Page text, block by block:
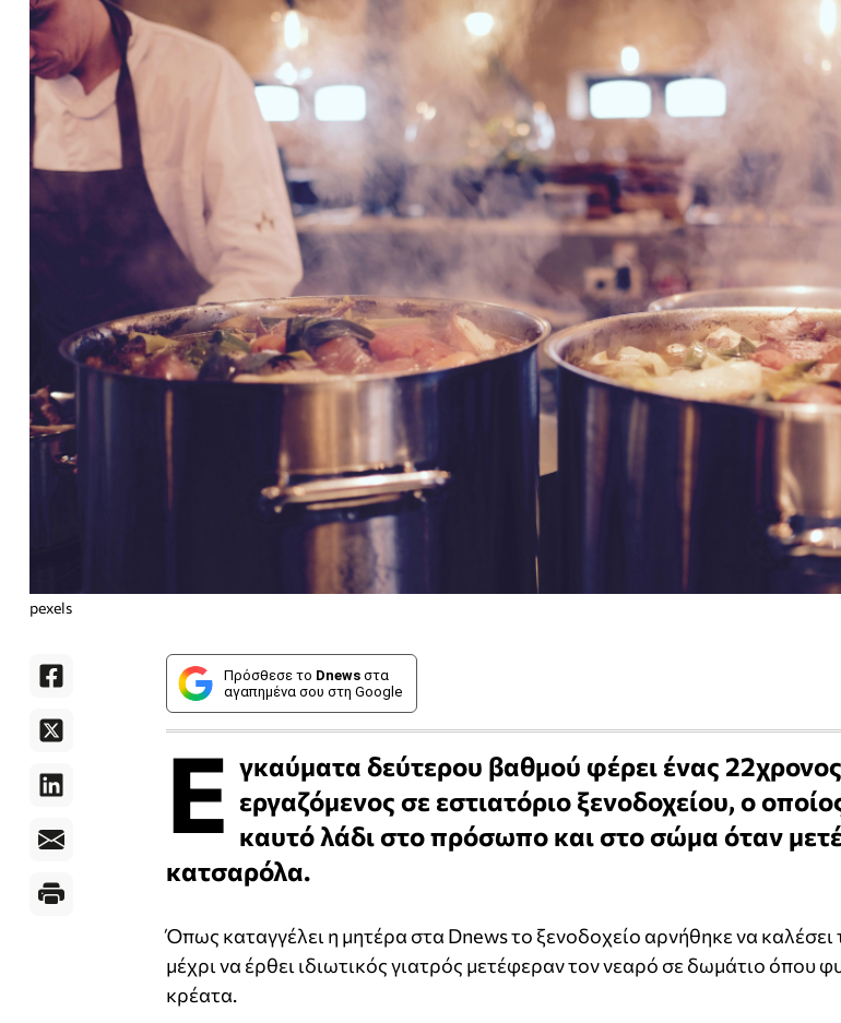
pexels
Πρόσθεσε το Dnews στα
αγαπημένα σου στη Google
Ε γκαύματα δεύτερου βαθμού φέρει ένας 22χρονος
εργαζόμενος σε εστιατόριο ξενοδοχείου, ο
καυτό λάδι στο πρόσωπο και στο σώμα όταν
κατσαρόλα.
Όπως καταγγέλει η μητέρα στα Dnews το ξενοδοχείο αρνήθηκε να
μέχρι να έρθει ιδιωτικός γιατρός μετέφεραν τον νεαρό σε δωμάτιο όπου
κρέατα.